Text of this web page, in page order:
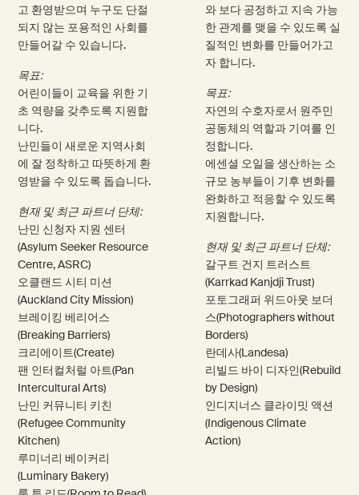
고 환영받으며 누구도 단절
되지 않는 포용적인 사회를
만들어갈 수 있습니다.
목표:
어린이들이 교육을 위한 기
초 역량을 갖추도록 지원합
니다.
난민들이 새로운 지역사회
에 잘 정착하고 따뜻하게 환
영받을 수 있도록 돕습니다.
현재 및 최근 파트너 단체:
난민 신청자 지원 센터
(Asylum Seeker Resource
Centre, ASRC)
오클랜드 시티 미션
(Auckland City Mission)
브레이킹 베리어스
(Breaking Barriers)
크리에이트(Create)
팬 인터컬처럴 아트(Pan
Intercultural Arts)
난민 커뮤니티 키친
(Refugee Community
Kitchen)
루미너리 베이커리
(Luminary Bakery)
와 보다 공정하고 지속 가능
한 관계를 맺을 수 있도록 실
질적인 변화를 만들어가고
자 합니다.
목표:
자연의 수호자로서 원주민
공동체의 역할과 기여를 인
정합니다.
에센셜 오일을 생산하는 소
규모 농부들이 기후 변화를
완화하고 적응할 수 있도록
지원합니다.
현재 및 최근 파트너 단체:
갈구트 건지 트러스트
(Karrkad Kanjdji Trust)
포토그래퍼 위드아웃 보더
스(Photographers without
Borders)
란데사(Landesa)
리빌드 바이 디자인(Rebuild
by Design)
인디지너스 클라이밋 액션
(Indigenous Climate
Action)